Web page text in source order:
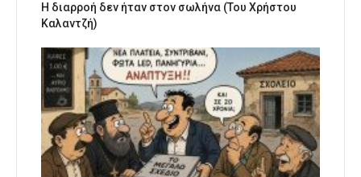
Η διαρροή δεν ήταν στον σωλήνα (Του Χρήστου
Καλαντζή)